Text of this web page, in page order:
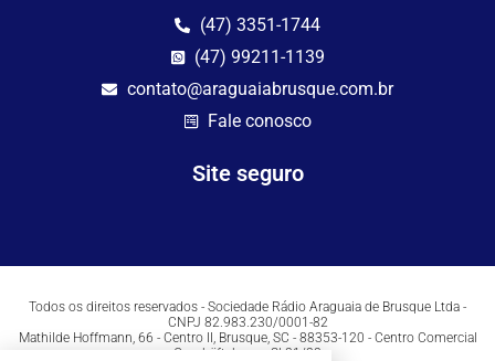
(47) 3351-1744
(47) 99211-1139
contato@araguaiabrusque.com.br
Fale conosco
Site seguro
Todos os direitos reservados - Sociedade Rádio Araguaia de Brusque Ltda -
CNPJ 82.983.230/0001-82
Mathilde Hoffmann, 66 - Centro II, Brusque, SC - 88353-120 - Centro Comercial
Geschäftshaus - Sl 21/22